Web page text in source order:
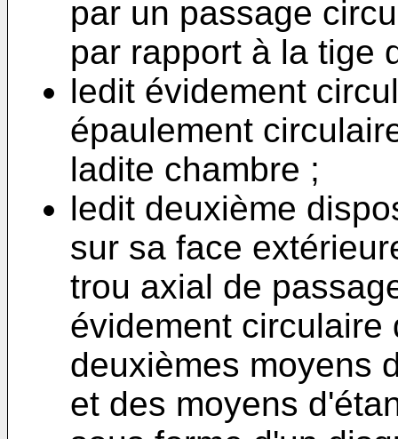
par un passage
par rapport à la tige
ledit évidement
épaulement
ladite chambre ;
ledit deuxième
sur sa face
trou axial de
évidement
deuxièmes moyens
et des moyens